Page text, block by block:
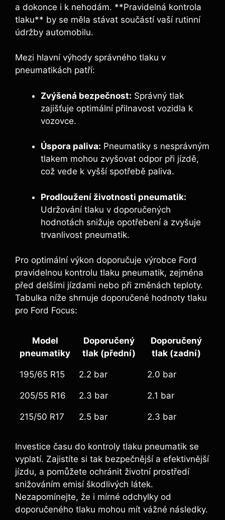
a dokonce i k nehodám. **Pravidelná kontrola
tlaku** by se měla stávat součástí vaší rutinní
údržby automobilu.
Mezi hlavní výhody správného tlaku v
pneumatikách patří:
Zvýšená bezpečnost: Správný tlak
zajišťuje optimální přilnavost vozidla k
vozovce.
Úspora paliva: Pneumatiky s nesprávným
tlakem mohou zvyšovat odpor při jízdě,
což vede k vyšší spotřebě paliva.
Prodloužení životnosti pneumatik:
Udržování tlaku v doporučených
hodnotách snižuje opotřebení a zvyšuje
trvanlivost pneumatik.
Pro optimální výkon doporučuje výrobce Ford
pravidelnou kontrolu tlaku pneumatik, zejména
před delšími jízdami nebo při změnách teploty.
Tabulka níže shrnuje doporučené hodnoty tlaku
pro Ford Focus:
Model
pneumatiky
Doporučený
tlak (přední)
Doporučený
tlak (zadní)
195/65 R15 2.2 bar 2.0 bar
205/55 R16 2.3 bar 2.1 bar
215/50 R17 2.5 bar 2.3 bar
Investice času do kontroly tlaku pneumatik se
vyplatí. Zajistíte si tak bezpečnější a efektivnější
jízdu, a pomůžete ochránit životní prostředí
snižováním emisí škodlivých látek.
Nezapomínejte, že i mírné odchylky od
doporučeného tlaku mohou mít vážné následky.